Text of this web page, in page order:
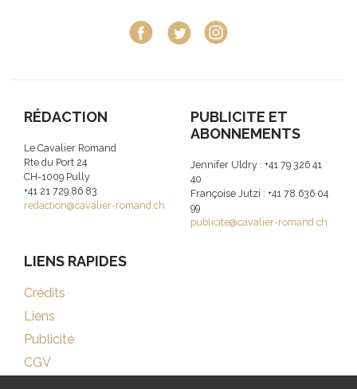
RÉDACTION
Le Cavalier Romand
Rte du Port 24
CH-1009 Pully
+41 21 729 86 83
redaction@cavalier-romand.ch
PUBLICITE ET
ABONNEMENTS
Jennifer Uldry : +41 79 326 41
40
Françoise Jutzi : +41 78 636 04
99
publicite@cavalier-romand.ch
LIENS RAPIDES
Crédits
Liens
Publicité
CGV